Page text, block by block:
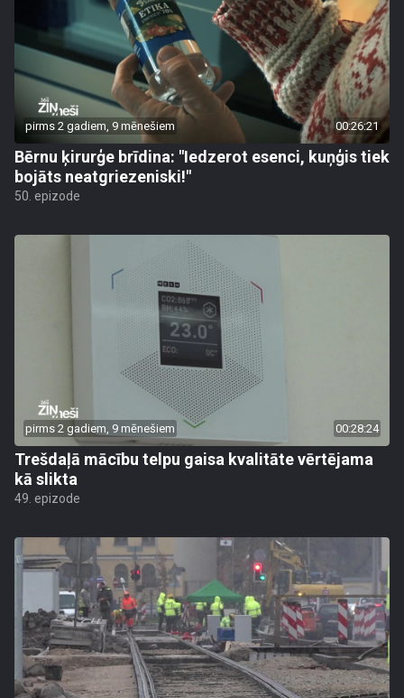
pirms 2 gadiem, 9 mēnešiem 00:26:21
Bērnu ķirurģe brīdina: "Iedzerot esenci, kuņģis tiek
bojāts neatgriezeniski!"
50. epizode
pirms 2 gadiem, 9 mēnešiem 00:28:24
Trešdaļā mācību telpu gaisa kvalitāte vērtējama
kā slikta
49. epizode